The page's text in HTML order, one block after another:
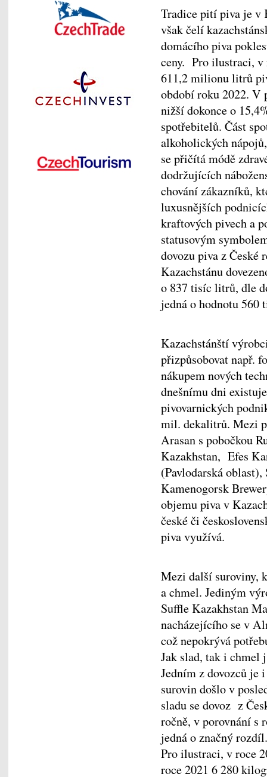
Tradice pití piva je v
však čelí
domácího piva
ceny. Pro ilustraci, v
611,2 milionu litrů
období roku 2022. V
nižší dokonce o
spotřebitelů. Část
alkoholických
se přičítá módě
dodržujících
chování zákazníků,
luxusnějších
kraftových pivech a
statusovým
dovozu piva z České
Kazachstánu
o 837 tisíc litrů, dle
jedná o hodnotu 560
Kazachstánští
přizpůsobovat např.
nákupem nových
dnešnímu dni
pivovarnických
mil. dekalitrů. Mezi
Arasan s pobočkou
Kazakhstan, Efes
(Pavlodarská
Kamenogorsk
objemu piva v
české či
piva využívá.
Mezi další suroviny,
a chmel. Jediným
Suffle Kazakhstan
nacházejícího se v
což nepokrývá
Jak slad, tak i chmel
Jedním z dovozců je
surovin došlo v
sladu se dovoz z
ročně, v porovnání s
jedná o značný
Pro ilustraci, v roce
roce 2021 6 280